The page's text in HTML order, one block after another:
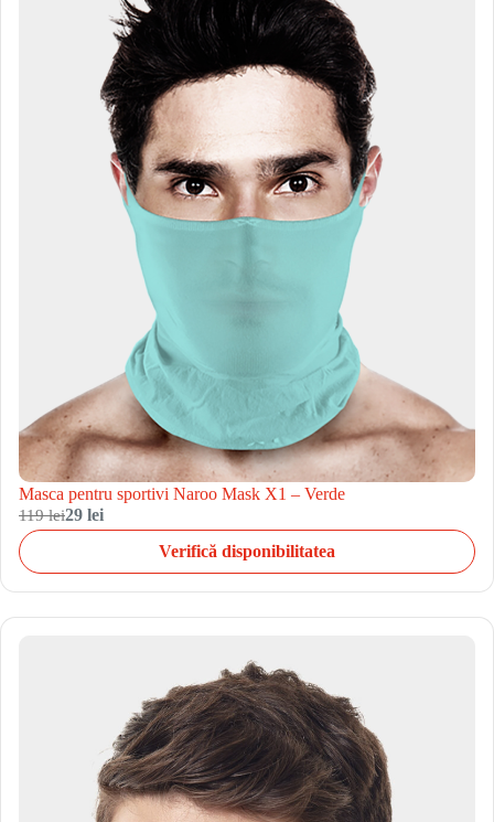
Masca pentru sportivi Naroo Mask X1 – Verde
119 lei29 lei
Verifică disponibilitatea